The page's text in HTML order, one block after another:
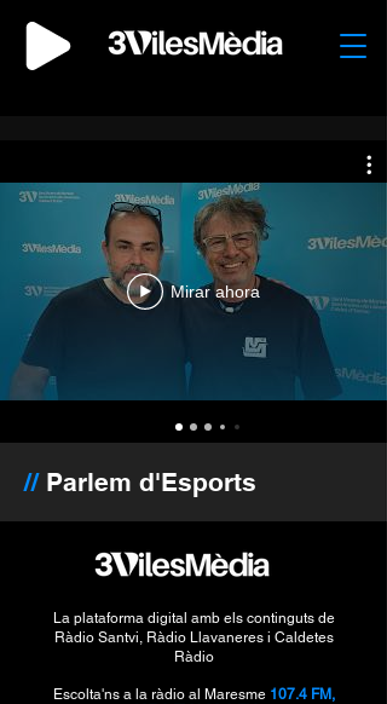
Mirar ahora
//Parlem d'Esports
La plataforma digital amb els continguts de
Ràdio Santvi, Ràdio Llavaneres i Caldetes
Ràdio
Escolta'ns a la ràdio al Maresme 107.4 FM,